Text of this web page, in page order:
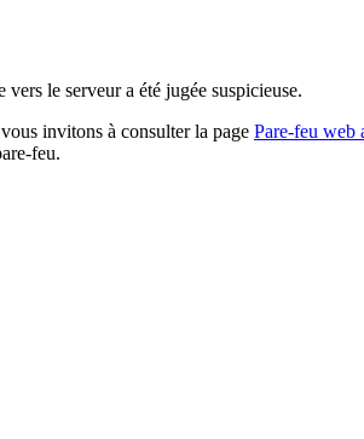
le serveur a été jugée suspicieuse.
invitons à consulter la page Pare-feu web
feu.